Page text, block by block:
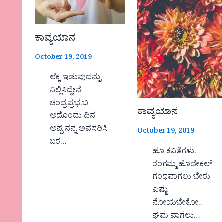
ಕಾವ್ಯಯಾನ
October 19, 2019
ಲೆಕ್ಕ ಇಡುವುದನ್ನು
ನಿಲ್ಲಿಸಿದ್ದೇನೆ
ಚಂದ್ರಪ್ರಭ.ಬಿ
ಅದೊಂದು ದಿನ
ಅಪ್ಪ ನನ್ನ ಅವಸರಿಸಿ
ಬರ…
ಕಾವ್ಯಯಾನ
October 19, 2019
ಹೂ ಕವಿತೆಗಳು.
ರಂಗಮ್ಮ ಹೊದೇಕಲ್
ಗಂಧವಾಗಲು ಬೇರು
ಎಷ್ಟು
ನೋಯಬೇಕೋ..
ಘಮ ವಾಗಲು…